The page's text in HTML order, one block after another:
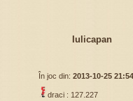
Iulicapan
În joc din: 2013-10-25
draci : 127.227